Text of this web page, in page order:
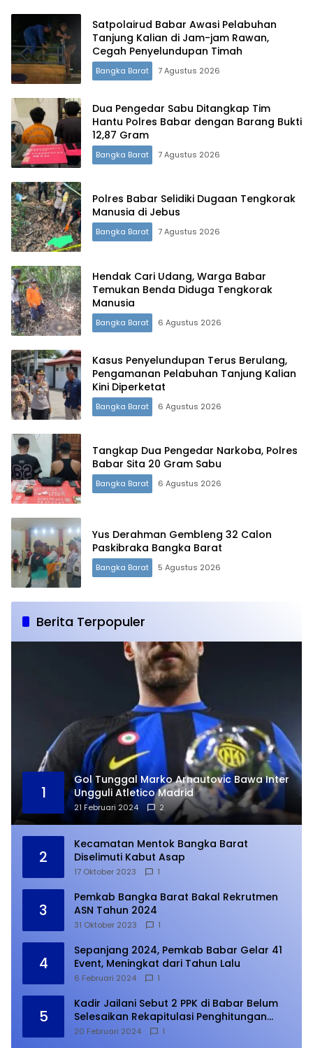
Satpolairud Babar Awasi Pelabuhan
Tanjung Kalian di Jam-jam Rawan,
Cegah Penyelundupan Timah
Bangka Barat 7 Agustus 2026
Dua Pengedar Sabu Ditangkap Tim
Hantu Polres Babar dengan Barang Bukti
12,87 Gram
Bangka Barat 7 Agustus 2026
Polres Babar Selidiki Dugaan Tengkorak
Manusia di Jebus
Bangka Barat 7 Agustus 2026
Hendak Cari Udang, Warga Babar
Temukan Benda Diduga Tengkorak
Manusia
Bangka Barat 6 Agustus 2026
Kasus Penyelundupan Terus Berulang,
Pengamanan Pelabuhan Tanjung Kalian
Kini Diperketat
Bangka Barat 6 Agustus 2026
Tangkap Dua Pengedar Narkoba, Polres
Babar Sita 20 Gram Sabu
Bangka Barat 6 Agustus 2026
Yus Derahman Gembleng 32 Calon
Paskibraka Bangka Barat
Bangka Barat 5 Agustus 2026
Berita Terpopuler
1
Gol Tunggal Marko Arnautovic Bawa Inter
Ungguli Atletico Madrid
21 Februari 2024 2
2
Kecamatan Mentok Bangka Barat
Diselimuti Kabut Asap
17 Oktober 2023 1
3
Pemkab Bangka Barat Bakal Rekrutmen
ASN Tahun 2024
31 Oktober 2023 1
4
Sepanjang 2024, Pemkab Babar Gelar 41
Event, Meningkat dari Tahun Lalu
6 Februari 2024 1
5
Kadir Jailani Sebut 2 PPK di Babar Belum
Selesaikan Rekapitulasi Penghitungan
Suara
20 Februari 2024 1